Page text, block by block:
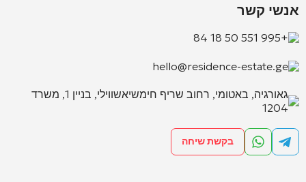
אנשי קשר
+995 551 50 18 84
hello@residence-estate.ge
גאורגיה, באטומי, רחוב שריף חימשיאשווילי, בניין 1, משרד
1204
בקשת שיחה